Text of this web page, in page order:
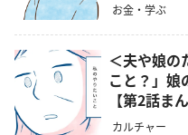
お金・学ぶ
＜夫や娘の
こと？」娘
【第2話ま
カルチャー